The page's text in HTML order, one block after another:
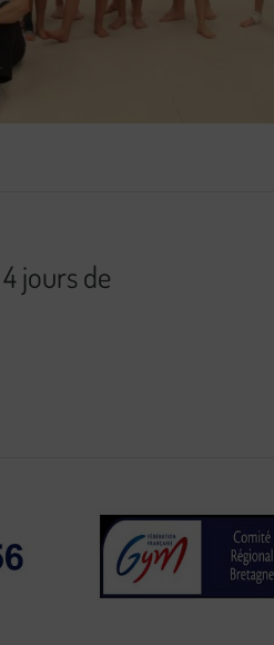
jours de
Bretagne de
Gymnastique